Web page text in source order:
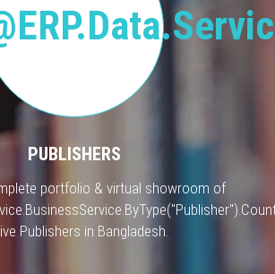
PUBLISHERS
portfolio & virtual showroom of
Publishers in Bangladesh.